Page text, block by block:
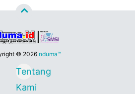
© 2026 nduma™
Tentang
Kami